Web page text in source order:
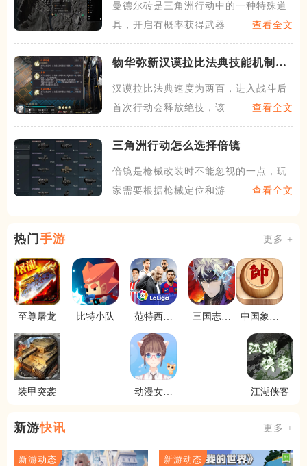
曼德尔砖是三角洲行动中的一种特殊道
具，开启有概率获得武器的典
查看全文
物华弥新汉谟拉比法典技能机制是
汉谟拉比法典速度为两百，进入战斗后
首次行动会释放绝技，该技能
查看全文
三角洲行动怎么选择倍镜
倍镜是枪械改装时不能忽视的一点，玩
家需要根据枪械定位和游玩的
查看全文
热门 手游 更多 +
至尊屠龙 比特小队
范特西胜
三国志幻
中国象棋
装甲突袭
动漫女孩
江湖侠客
新游快讯 更多 +
新游动态 新游动态